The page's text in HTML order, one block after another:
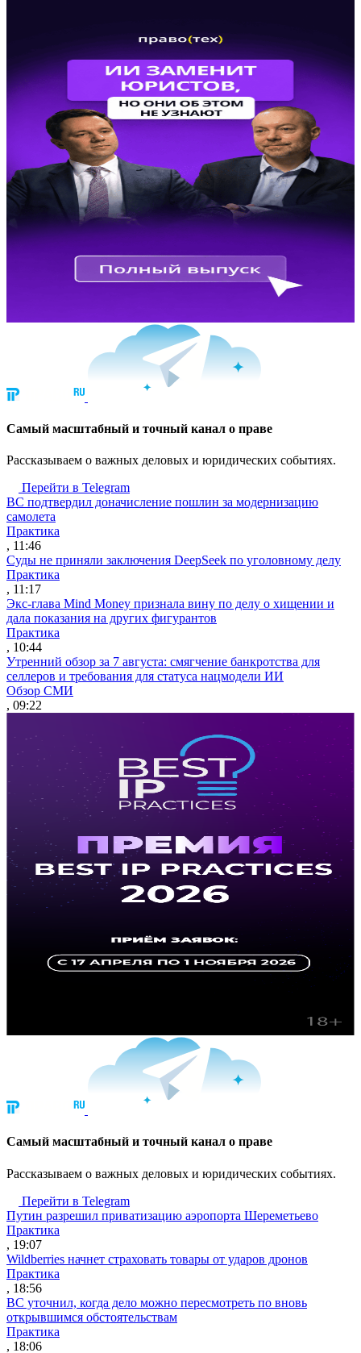
Cамый масштабный и точный канал о праве
Рассказываем о важных деловых и юридических событиях.
Перейти в Telegram
ВС подтвердил доначисление пошлин за модернизацию
самолета
Практика
, 11:46
Суды не приняли заключения DeepSeek по уголовному делу
Практика
, 11:17
Экс-глава Mind Money признала вину по делу о хищении и
дала показания на других фигурантов
Практика
, 10:44
Утренний обзор за 7 августа: смягчение банкротства для
селлеров и требования для статуса нацмодели ИИ
Обзор СМИ
, 09:22
Cамый масштабный и точный канал о праве
Рассказываем о важных деловых и юридических событиях.
Перейти в Telegram
Путин разрешил приватизацию аэропорта Шереметьево
Практика
, 19:07
Wildberries начнет страховать товары от ударов дронов
Практика
, 18:56
ВС уточнил, когда дело можно пересмотреть по вновь
открывшимся обстоятельствам
Практика
, 18:06